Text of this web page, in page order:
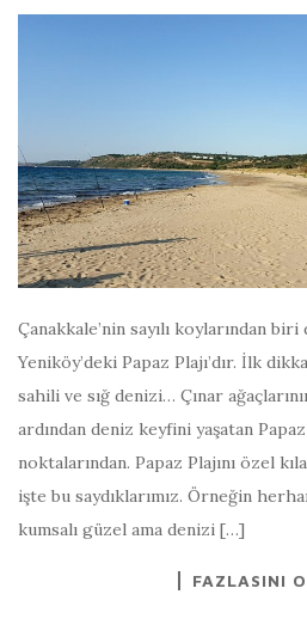
Çanakkale’nin sayılı koylarından
Yeniköy’deki Papaz Plajı’dır. İlk
sahili ve sığ denizi… Çınar
ardından deniz keyfini yaşatan
noktalarından. Papaz Plajını özel
işte bu saydıklarımız. Örneğin
kumsalı güzel ama denizi […]
FAZLASINI